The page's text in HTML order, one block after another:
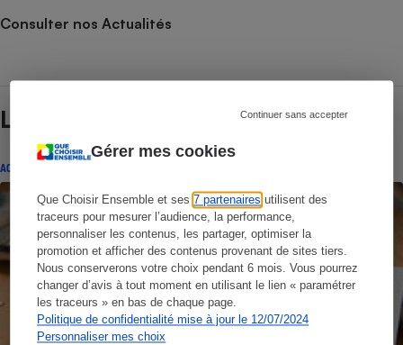
Gérer mes cookies
Que Choisir Ensemble et ses7 partenaires utilisent des
traceurs pour mesurer l’audience, la performance,
personnaliser les contenus, les partager, optimiser la
promotion et afficher des contenus provenant de sites tiers.
Nous conserverons votre choix pendant 6 mois. Vous pourrez
changer d’avis à tout moment en utilisant le lien « paramétrer
les traceurs » en bas de chaque page.
Politique de confidentialité mise à jour le 12/07/2024
Personnaliser mes choix
Continuer sans accepter
Consulter nos Actualités
Lire aussi
ACTUALITÉ